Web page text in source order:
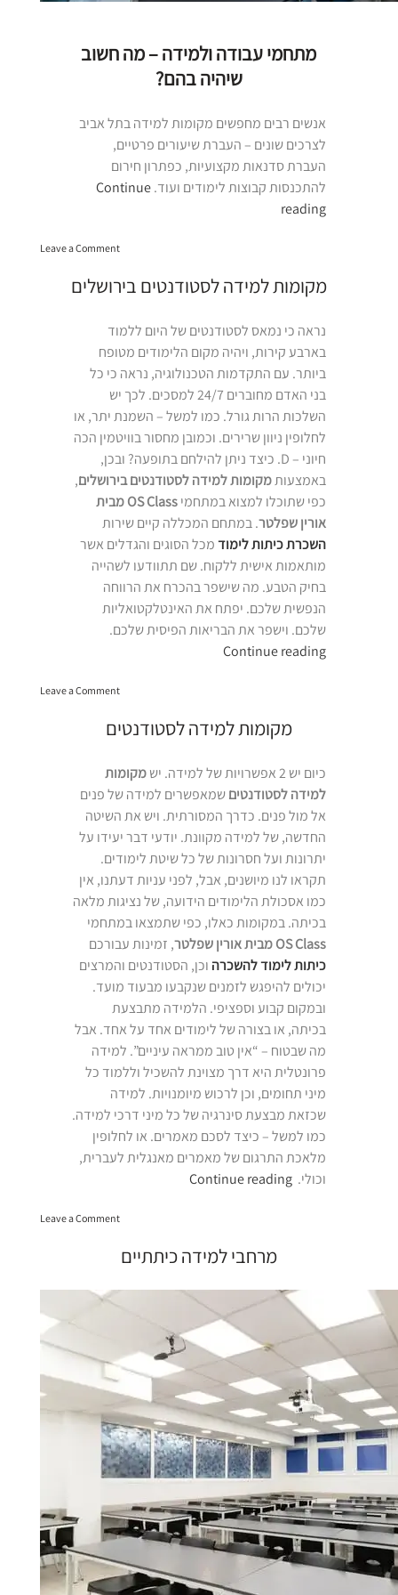
מתחמי עבודה ולמידה – מה חשוב
שיהיה בהם?
אנשים רבים מחפשים מקומות למידה בתל אביב
לצרכים שונים – העברת שיעורים פרטיים,
העברת סדנאות מקצועיות, כפתרון חירום
להתכנסות קבוצות לימודים ועוד. Continue
reading“מקומות
Leave a Commenton
בתל
מקומות למידה לסטודנטים בירושלים
נראה כי נמאס לסטודנטים של היום ללמוד
בארבע קירות, ויהיה מקום הלימודים מטופח
ביותר. עם התקדמות הטכנולוגיה, נראה כי כל
בני האדם מחוברים 24/7 למסכים. לכך יש
השלכות הרות גורל. כמו למשל – השמנת יתר, או
לחלופין ניוון שרירים. וכמובן מחסור בוויטמין הכה
חיוני – D. כיצד ניתן להילחם בתופעה? ובכן,
באמצעותמקומות למידה לסטודנטים בירושלים,
כפי שתוכלו למצוא במתחמי
OS Class מבית
אורין שפלטר. במתחם המכללה קיים שירות
השכרת כיתות לימודמכל הסוגים והגדלים אשר
מותאמות אישית ללקוח. שם תתוודעו לשהייה
בחיק הטבע. מה שישפר בהכרח את הרווחה
הנפשית שלכם. יפתח את האינטלקטואליות
שלכם. וישפר את הבריאות הפיסית שלכם.
Continue reading“מקומות
Leave a Commenton
לסטודנטים
מקומות למידה לסטודנטים
כיום יש 2 אפשרויות של למידה. יש
מקומות
למידה לסטודנטים שמאפשרים למידה של פנים
אל מול פנים. כדרך המסורתית. ויש את השיטה
החדשה, של למידה מקוונת. יודעי דבר יעידו על
יתרונות ועל חסרונות של כל שיטת לימודים.
תקראו לנו מיושנים, אבל, לפני עניות דעתנו, אין
כמו אסכולת הלימודים הידועה, של נציגות מלאה
בכיתה. במקומות כאלו, כפי שתמצאו במתחמי
OS Class מבית אורין שפלטר
, זמינות עבורכם
כיתות לימוד להשכרה וכן, הסטודנטים והמרצים
יכולים להיפגש לזמנים שנקבעו מבעוד מועד.
ובמקום קבוע וספציפי. הלמידה מתבצעת
בכיתה, או בצורה של לימודים אחד על אחד. אבל
מה שבטוח – “אין טוב ממראה עיניים”. למידה
פרונטלית היא דרך מצוינת להשכיל וללמוד כל
מיני תחומים, וכן לרכוש מיומנויות. למידה
שכזאת מבצעת סינרגיה של כל מיני דרכי למידה.
כמו למשל – כיצד לסכם מאמרים. או לחלופין
מלאכת התרגום של מאמרים מאנגלית לעברית,
וכולי. Continue reading“מקומות
Leave a Commenton
לסטודנטים
מרחבי למידה כיתתיים